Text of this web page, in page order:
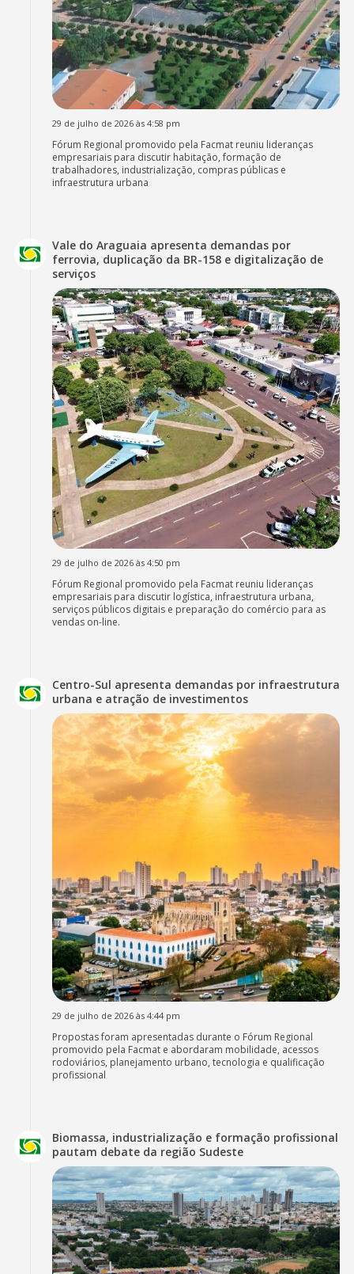
29 de julho de 2026 às 4:58 pm
Fórum Regional promovido pela Facmat reuniu lideranças
empresariais para discutir habitação, formação de
trabalhadores, industrialização, compras públicas e
infraestrutura urbana
Vale do Araguaia apresenta demandas por
ferrovia, duplicação da BR-158 e digitalização de
serviços
29 de julho de 2026 às 4:50 pm
Fórum Regional promovido pela Facmat reuniu lideranças
empresariais para discutir logística, infraestrutura urbana,
serviços públicos digitais e preparação do comércio para as
vendas on-line.
Centro-Sul apresenta demandas por infraestrutura
urbana e atração de investimentos
29 de julho de 2026 às 4:44 pm
Propostas foram apresentadas durante o Fórum Regional
promovido pela Facmat e abordaram mobilidade, acessos
rodoviários, planejamento urbano, tecnologia e qualificação
profissional
Biomassa, industrialização e formação profissional
pautam debate da região Sudeste